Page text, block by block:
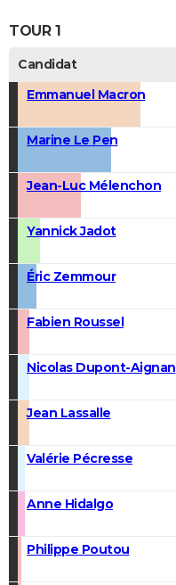
TOUR 1
Candidat
Emmanuel Macron
Marine Le Pen
Jean-Luc Mélenchon
Yannick Jadot
Éric Zemmour
Fabien Roussel
Nicolas Dupont-Aignan
Jean Lassalle
Valérie Pécresse
Anne Hidalgo
Philippe Poutou